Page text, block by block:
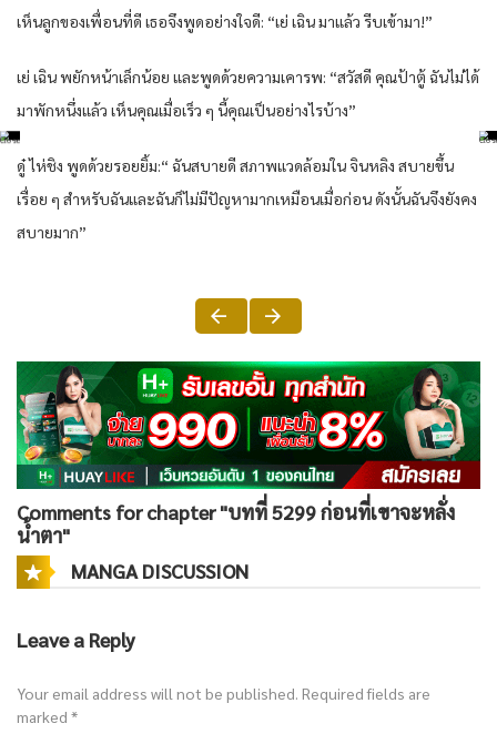
เห็นลูกของเพื่อนที่ดี เธอจึงพูดอย่างใจดี: “เย่ เฉิน มาแล้ว รีบเข้ามา!”
เย่ เฉิน พยักหน้าเล็กน้อย และพูดด้วยความเคารพ: “สวัสดี คุณป้าตู้ ฉันไม่ได้
มาพักหนึ่งแล้ว เห็นคุณเมื่อเร็ว ๆ นี้คุณเป็นอย่างไรบ้าง”
ดู๋ ไห่ชิง พูดด้วยรอยยิ้ม:“ ฉันสบายดี สภาพแวดล้อมใน จินหลิง สบายขึ้น
เรื่อย ๆ สำหรับฉันและฉันก็ไม่มีปัญหามากเหมือนเมื่อก่อน ดังนั้นฉันจึงยังคง
สบายมาก”
Comments for chapter "บทที่ 5299 ก่อนที่เขาจะหลั่ง
น้ำตา"
MANGA DISCUSSION
Leave a Reply
Your email address will not be published. Required fields are
marked *